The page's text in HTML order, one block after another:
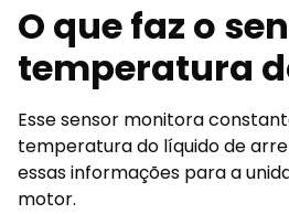
O que faz o
temperatura
Esse sensor monitora
temperatura do líquido de
essas informações para a
motor.